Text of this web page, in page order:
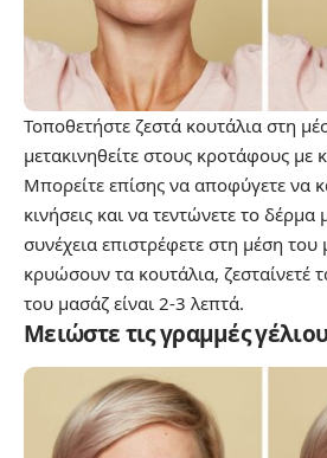
Τοποθετήστε ζεστά κουτάλια στη
μετακινηθείτε στους κροτάφους με
Μπορείτε επίσης να αποφύγετε να
κινήσεις και να τεντώνετε το δέρμα
συνέχεια επιστρέφετε στη μέση
κρυώσουν τα κουτάλια, ζεσταίνετέ
του μασάζ είναι 2-3 λεπτά.
Μειώστε τις γραμμές